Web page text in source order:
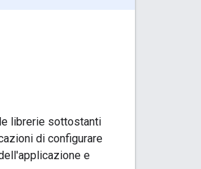
librerie sottostanti
di configurare
e